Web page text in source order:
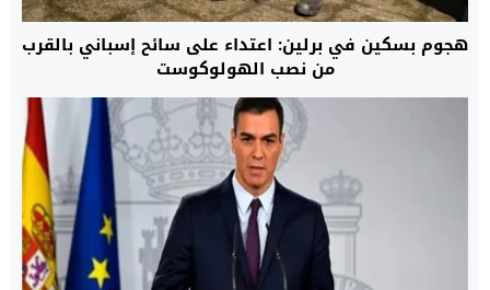
هجوم بسكين في برلين: اعتداء على سائح إسباني بالقرب
من نصب الهولوكوست